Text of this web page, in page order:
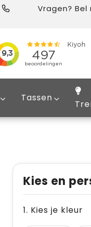
Vragen? Bel
Tassen
Kies en
1. Kies je kleur